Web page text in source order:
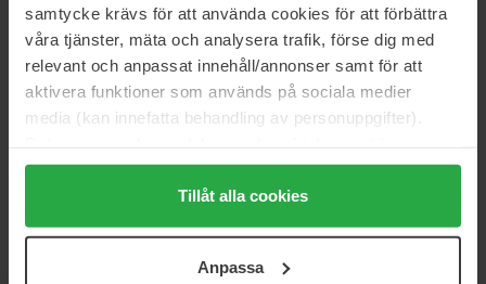
samtycke krävs för att använda cookies för att förbättra
våra tjänster, mäta och analysera trafik, förse dig med
relevant och anpassat innehåll/annonser samt för att
aktivera funktioner som används på sociala medier
media (kan innefatta behandling av personuppgifter).
Genom att trycka på "Tillåt alla cookies" accepterar du
alla cookies, medan du under "Detaljer" kan anpassa
användningen av cookies. Du kan när som helst återkalla
samt vår Integritetspolicy.
Tillåt alla cookies
Anpassa
Størrelse: 80 ml
Kategorier: